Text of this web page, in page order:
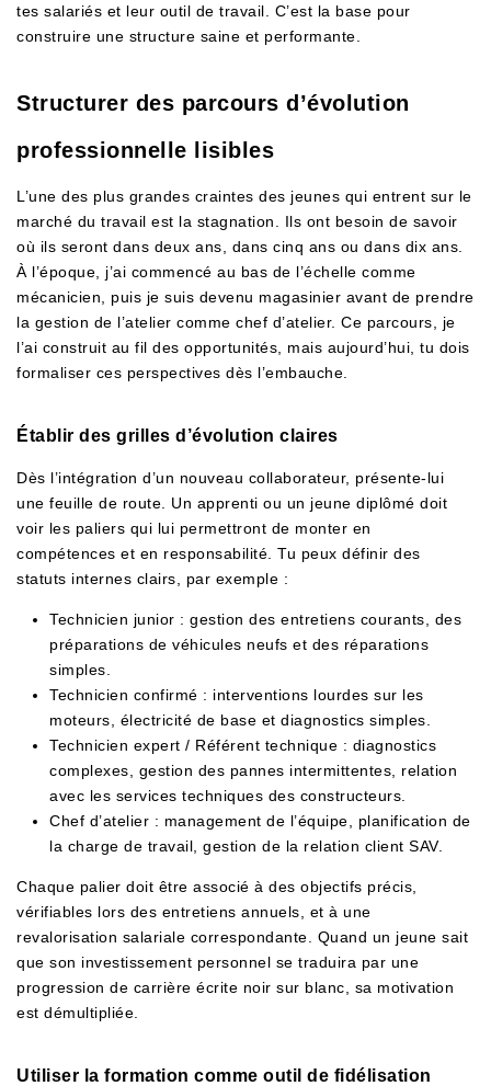
tes salariés et leur outil de travail. C’est la base pour
construire une structure saine et performante.
Structurer des parcours d’évolution
professionnelle lisibles
L’une des plus grandes craintes des jeunes qui entrent sur le
marché du travail est la stagnation. Ils ont besoin de savoir
où ils seront dans deux ans, dans cinq ans ou dans dix ans.
À l’époque, j’ai commencé au bas de l’échelle comme
mécanicien, puis je suis devenu magasinier avant de prendre
la gestion de l’atelier comme chef d’atelier. Ce parcours, je
l’ai construit au fil des opportunités, mais aujourd’hui, tu dois
formaliser ces perspectives dès l’embauche.
Établir des grilles d’évolution claires
Dès l’intégration d’un nouveau collaborateur, présente-lui
une feuille de route. Un apprenti ou un jeune diplômé doit
voir les paliers qui lui permettront de monter en
compétences et en responsabilité. Tu peux définir des
statuts internes clairs, par exemple :
Technicien junior : gestion des entretiens courants, des
préparations de véhicules neufs et des réparations
simples.
Technicien confirmé : interventions lourdes sur les
moteurs, électricité de base et diagnostics simples.
Technicien expert / Référent technique : diagnostics
complexes, gestion des pannes intermittentes, relation
avec les services techniques des constructeurs.
Chef d’atelier : management de l’équipe, planification de
la charge de travail, gestion de la relation client SAV.
Chaque palier doit être associé à des objectifs précis,
vérifiables lors des entretiens annuels, et à une
revalorisation salariale correspondante. Quand un jeune sait
que son investissement personnel se traduira par une
progression de carrière écrite noir sur blanc, sa motivation
est démultipliée.
Utiliser la formation comme outil de fidélisation